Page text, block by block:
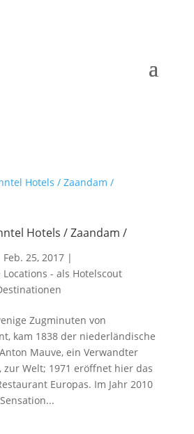
Hotels / Zaandam /
Feb. 25, 2017|
- als Hotelscout
Zugminuten von
kam 1838 der niederländische
Mauve, ein Verwandter
zur Welt; 1971 eröffnet hier das
Europas. Im Jahr 2010